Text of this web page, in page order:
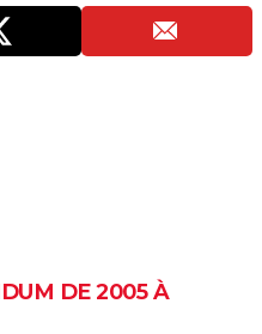
DE 2005 À